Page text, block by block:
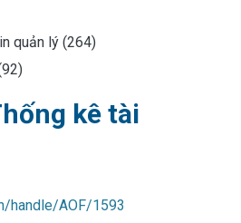
quản lý (264)
kê tài
handle/AOF/1593